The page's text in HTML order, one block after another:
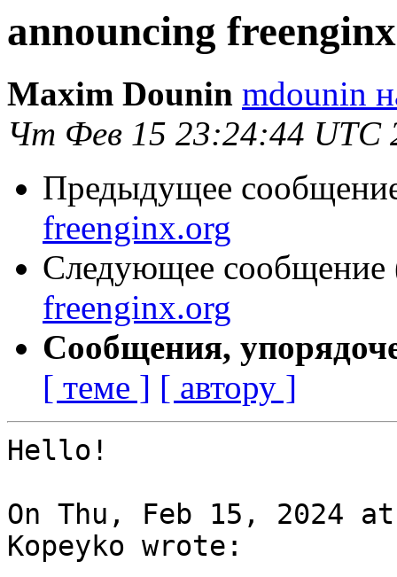
announcing
Maxim Dounin mdounin
Чт Фев 15 23:24:44 UTC
Предыдущее
freenginx.org
Следующее сообщение
freenginx.org
Сообщения,
[ теме ] [ автору ]
Hello!
On Thu, Feb 15, 2024
Kopeyko wrote: